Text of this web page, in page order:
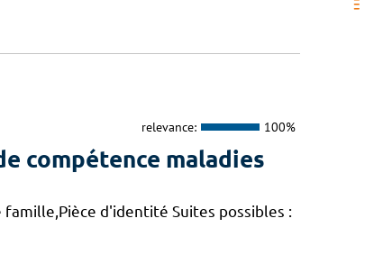
relevance: 100%
compétence maladies
d'identité Suites possibles :